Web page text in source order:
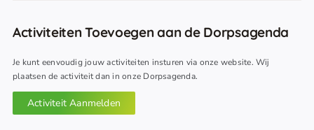
Activiteiten Toevoegen aan de Dorpsagenda
Je kunt eenvoudig jouw activiteiten insturen via onze website. Wij
plaatsen de activiteit dan in onze Dorpsagenda.
Activiteit Aanmelden